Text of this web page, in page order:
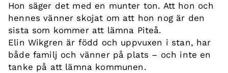
Hon säger det med en munter ton. Att hon och
hennes vänner skojat om att hon nog är den
sista som kommer att lämna Piteå.
Elin Wikgren är född och uppvuxen i stan, har
både familj och vänner på plats – och inte en
tanke på att lämna kommunen.